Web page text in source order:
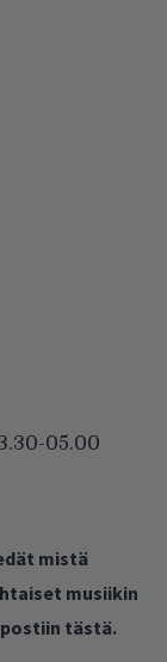
05.00
mistä
musiikin
tästä.